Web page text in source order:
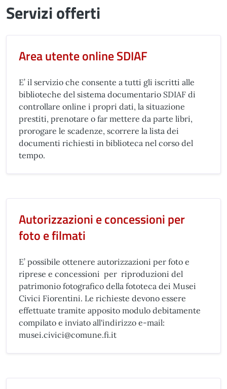
Servizi offerti
Area utente online SDIAF
E’ il servizio che consente a tutti gli iscritti alle
biblioteche del sistema documentario SDIAF di
controllare online i propri dati, la situazione
prestiti, prenotare o far mettere da parte libri,
prorogare le scadenze, scorrere la lista dei
documenti richiesti in biblioteca nel corso del
tempo.
Autorizzazioni e concessioni per
foto e filmati
E’ possibile ottenere autorizzazioni per foto e
riprese e concessioni per riproduzioni del
patrimonio fotografico della fototeca dei Musei
Civici Fiorentini. Le richieste devono essere
effettuate tramite apposito modulo debitamente
compilato e inviato all'indirizzo e-mail:
musei.civici@comune.fi.it